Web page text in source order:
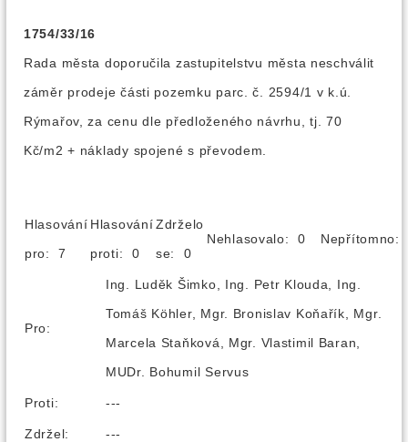
1754/33/16
Rada města doporučila zastupitelstvu města neschválit
záměr prodeje části pozemku parc. č. 2594/1 v k.ú.
Rýmařov, za cenu dle předloženého návrhu, tj. 70
Kč/m2 + náklady spojené s převodem.
Hlasování
pro: 7
Hlasování
proti: 0
Zdrželo
se: 0
Nehlasovalo: 0
Pro:
Ing. Luděk Šimko, Ing. Petr Klouda, Ing.
Tomáš Köhler, Mgr. Bronislav Koňařík, Mgr.
Marcela Staňková, Mgr. Vlastimil Baran,
MUDr. Bohumil Servus
Proti: ---
Zdržel: ---